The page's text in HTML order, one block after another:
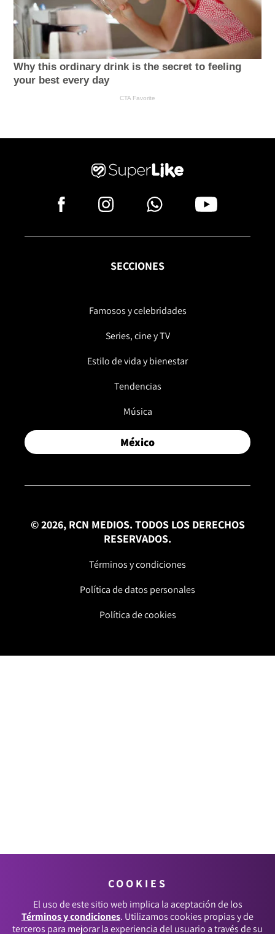
SECCIONES
Famosos y celebridades
Series, cine y TV
Estilo de vida y bienestar
Tendencias
Música
México
© 2026, RCN MEDIOS. TODOS LOS DERECHOS
RESERVADOS.
Términos y condiciones
Política de datos personales
Política de cookies
COOKIES
El uso de este sitio web implica la aceptación de los
Términos y condiciones. Utilizamos cookies propias y de
terceros para mejorar la experiencia del usuario a través de su